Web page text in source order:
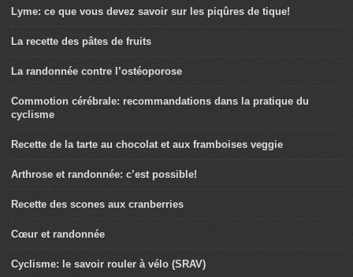
Lyme: ce que vous devez savoir sur les piqûres de tique!
La recette des pâtes de fruits
La randonnée contre l’ostéoporose
Commotion cérébrale: recommandations dans la pratique du
cyclisme
Recette de la tarte au chocolat et aux framboises veggie
Arthrose et randonnée: c’est possible!
Recette des scones aux cranberries
Cœur et randonnée
Cyclisme: le savoir rouler à vélo (SRAV)